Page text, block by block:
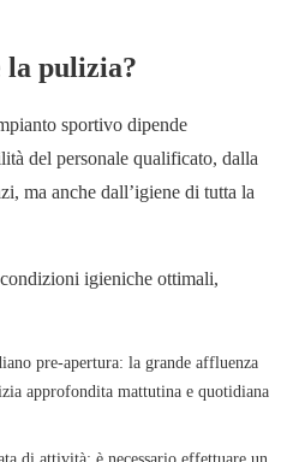
la pulizia?
sportivo dipende
del personale qualificato, dalla
ma anche dall’igiene di tutta la
igieniche ottimali,
pre-apertura: la grande affluenza
approfondita mattutina e quotidiana